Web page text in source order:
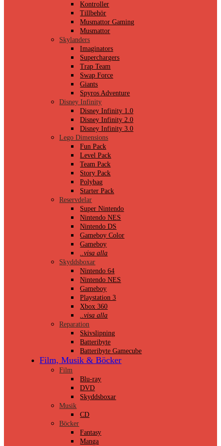
Kontroller
Tillbehör
Musmattor Gaming
Musmattor
Skylanders
Imaginators
Superchargers
Trap Team
Swap Force
Giants
Spyros Adventure
Disney Infinity
Disney Infinity 1.0
Disney Infinity 2.0
Disney Infinity 3.0
Lego Dimensions
Fun Pack
Level Pack
Team Pack
Story Pack
Polybag
Starter Pack
Reservdelar
Super Nintendo
Nintendo NES
Nintendo DS
Gameboy Color
Gameboy
..visa alla
Skyddsboxar
Nintendo 64
Nintendo NES
Gameboy
Playstation 3
Xbox 360
..visa alla
Reparation
Skivslipning
Batteribyte
Batteribyte Gamecube
Film, Musik & Böcker
Film
Blu-ray
DVD
Skyddsboxar
Musik
CD
Böcker
Fantasy
Manga